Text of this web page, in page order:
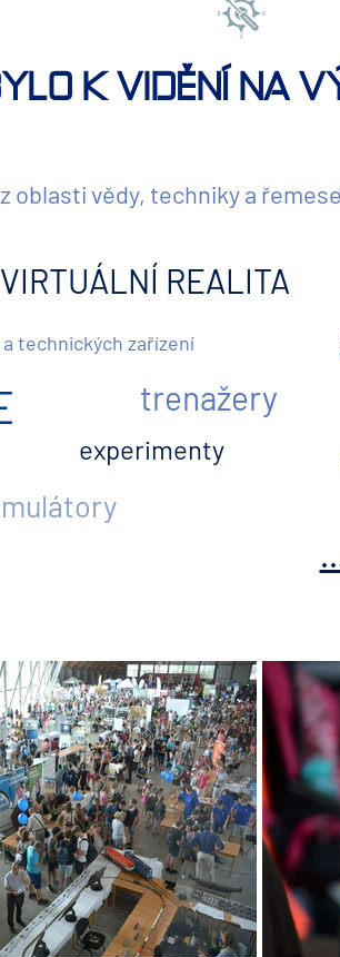
K VIDĚNÍ NA
oblasti vědy, techniky a
VIRTUÁLNÍ REALITA
trenažery
technických zařízení
experimenty